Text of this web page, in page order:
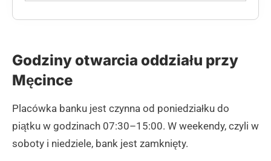
Godziny otwarcia oddziału przy
Męcince
Placówka banku jest czynna od poniedziałku do
piątku w godzinach 07:30–15:00. W weekendy, czyli w
soboty i niedziele, bank jest zamknięty.